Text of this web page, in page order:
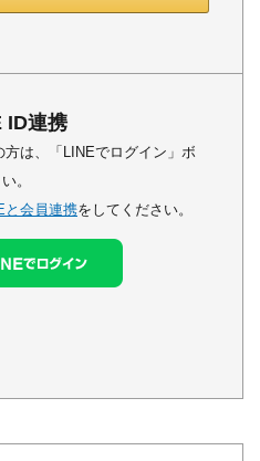
ID連携
は、「LINEでログイン」ボ
。
と会員連携をしてください。